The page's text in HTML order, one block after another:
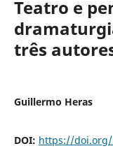
Teatro e
três
Guillermo Heras
DOI: https://doi.org/